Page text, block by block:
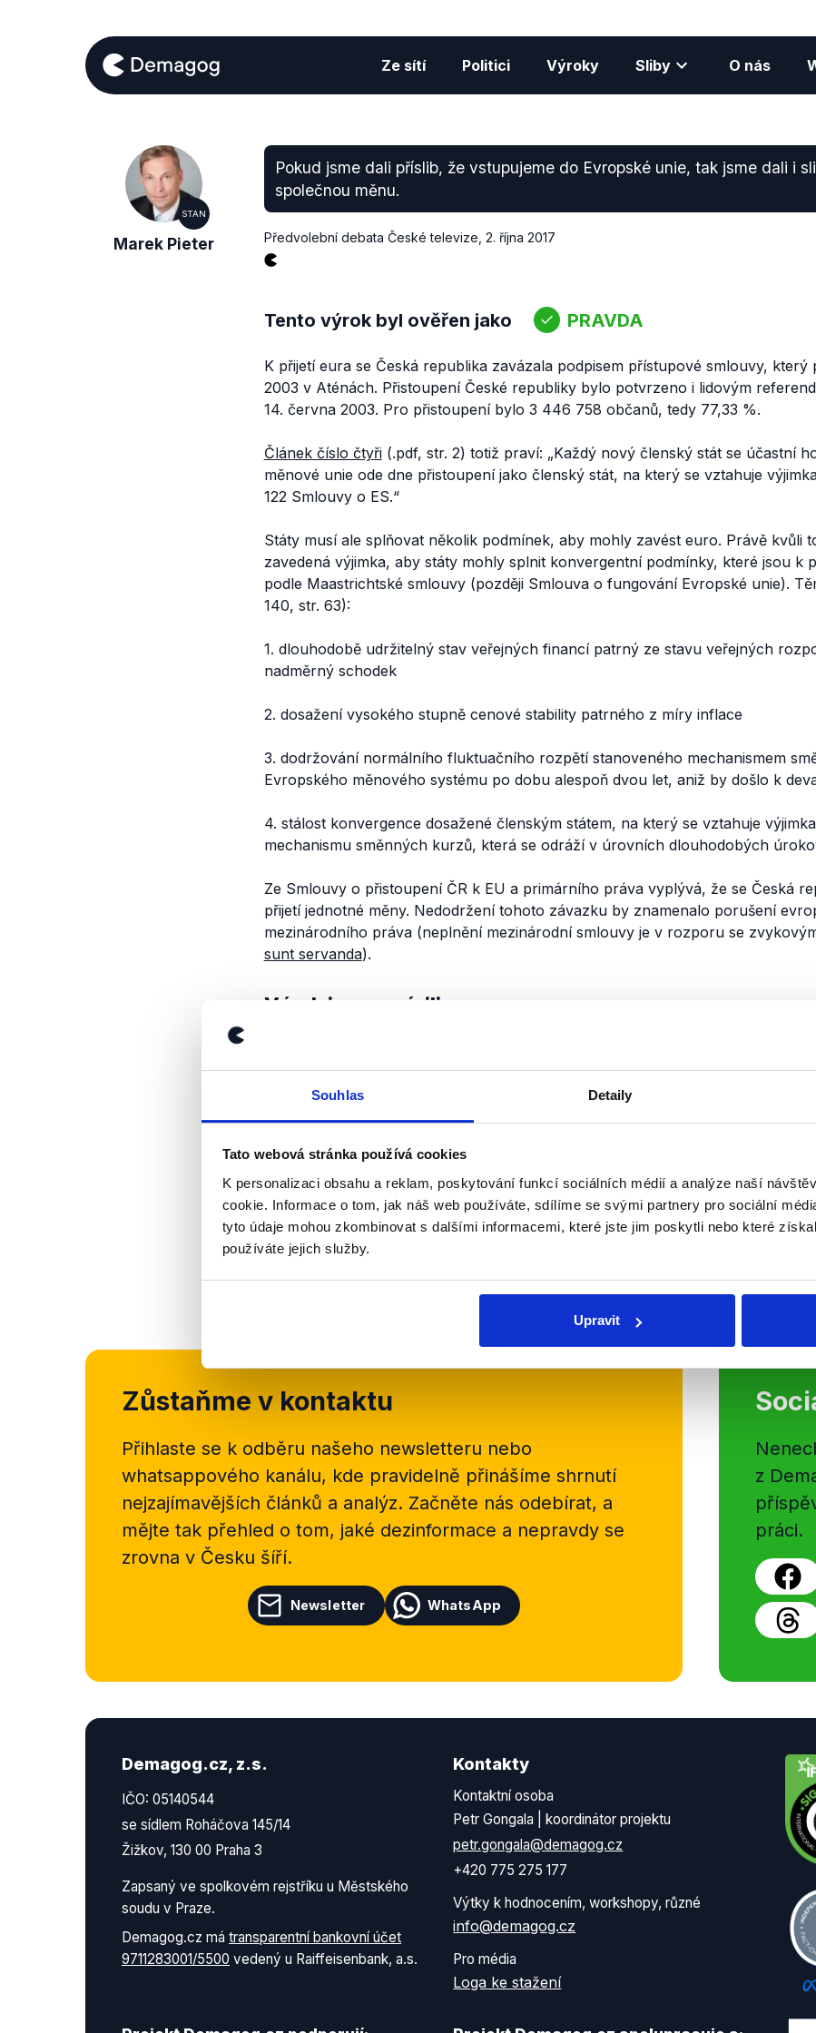
Souhlas Detaily
Tato webová stránka používá cookies
K personalizaci obsahu a reklam, poskytování funkcí sociálních médií a analýze naší
cookie. Informace o tom, jak náš web používáte, sdílíme se svými partnery pro sociální
tyto údaje mohou zkombinovat s dalšími informacemi, které jste jim poskytli nebo které
používáte jejich služby.
Upravit
Ze sítí Politici Výroky Sliby O nás
STAN
Marek Pieter
Pokud jsme dali příslib, že vstupujeme do Evropské unie, tak jsme dali i
společnou měnu.
Předvolební debata České televize 2. října 2017
Tento výrok byl ověřen jako PRAVDA
K přijetí eura se Česká republika zavázala podpisem přístupové smlouvy, který
2003 v Aténách. Přistoupení České republiky bylo potvrzeno i lidovým
14. června 2003. Pro přistoupení bylo 3 446 758 občanů, tedy 77,33 %.
Článek číslo čtyři(.pdf, str. 2) totiž praví: „Každý nový členský stát se účastní
měnové unie ode dne přistoupení jako členský stát, na který se vztahuje
122 Smlouvy o ES.“
Státy musí ale splňovat několik podmínek, aby mohly zavést euro. Právě kvůli
zavedená výjimka, aby státy mohly splnit konvergentní podmínky, které jsou k
podle Maastrichtské smlouvy (později Smlouva o fungování Evropské unie).
140, str. 63):
1. dlouhodobě udržitelný stav veřejných financí patrný ze stavu veřejných
nadměrný schodek
2. dosažení vysokého stupně cenové stability patrného z míry inflace
3. dodržování normálního fluktuačního rozpětí stanoveného mechanismem
Evropského měnového systému po dobu alespoň dvou let, aniž by došlo k
4. stálost konvergence dosažené členským státem, na který se vztahuje
mechanismu směnných kurzů, která se odráží v úrovních dlouhodobých
Ze Smlouvy o přistoupení ČR k EU a primárního práva vyplývá, že se Česká
přijetí jednotné měny. Nedodržení tohoto závazku by znamenalo porušení
mezinárodního práva (neplnění mezinárodní smlouvy je v rozporu se
sunt servanda).
Výrok jsme zmínili
finance
2. října 2017
České televize o státních
Číst dál
Zůstaňme v kontaktu
Přihlaste se k odběru našeho newsletteru nebo
whatsappového kanálu, kde pravidelně přinášíme shrnutí
nejzajímavějších článků a analýz. Začněte nás odebírat, a
mějte tak přehled o tom, jaké dezinformace a nepravdy se
zrovna v Česku šíří.
Newsletter WhatsApp
z
práci.
Demagog.cz, z.s.
IČO: 05140544
se sídlem Roháčova 145/14
Žižkov, 130 00 Praha 3
Zapsaný ve spolkovém rejstříku u Městského
soudu v Praze.
Demagog.cz má transparentní bankovní účet
9711283001/5500 vedený u Raiffeisenbank, a.s.
Kontakty
Kontaktní osoba
Petr Gongala | koordinátor projektu
petr.gongala@demagog.cz
+420 775 275 177
Výtky k hodnocením, workshopy, různé
info@demagog.cz
Pro média
Loga ke stažení